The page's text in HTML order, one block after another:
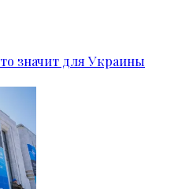
значит для Украины